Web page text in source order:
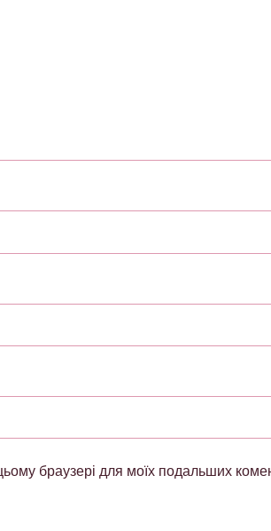
браузері для моїх подальших